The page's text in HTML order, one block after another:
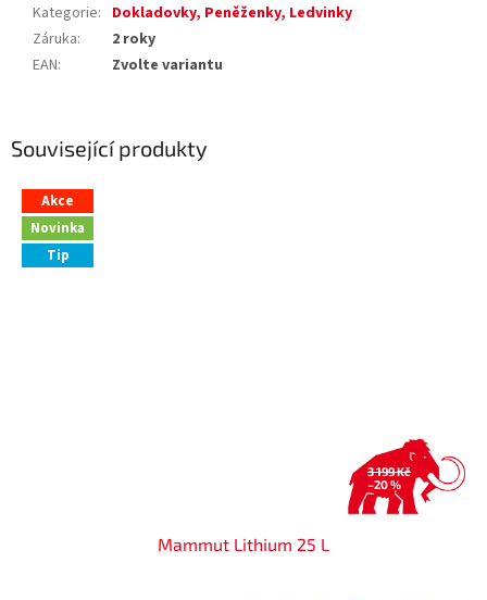
Související produkty
Akce
Novinka
Tip
3 199 Kč
–20 %
Mammut Lithium 25 L
Kategorie: Dokladovky, Peněženky, Ledvinky
Záruka:
2 roky
EAN: Zvolte variantu